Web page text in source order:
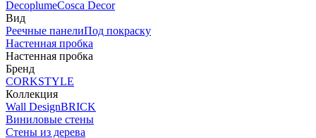
DecoplumeCosca Decor
Вид
Реечные панелиПод покраску
Настенная пробка
Настенная пробка
Бренд
CORKSTYLE
Коллекция
Wall DesignBRICK
Виниловые стены
Стены из дерева